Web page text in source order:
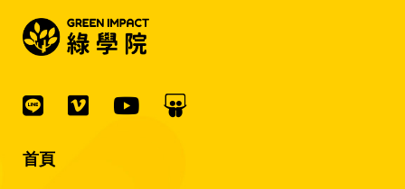
首頁